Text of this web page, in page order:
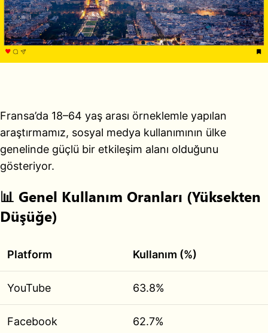
Fransa’da 18–64 yaş arası örneklemle yapılan
araştırmamız, sosyal medya kullanımının ülke
genelinde güçlü bir etkileşim alanı olduğunu
gösteriyor.
📊 Genel Kullanım Oranları (Yüksekten
Düşüğe)
Platform Kullanım (%)
YouTube 63.8%
Facebook 62.7%